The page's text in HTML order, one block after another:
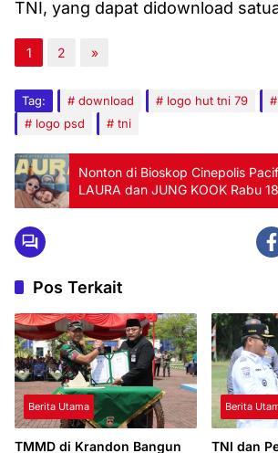
TNI, yang dapat didownload
1 2 »
Tag: download logo hut tni 79
logo psd
tni
Nonton di Bioskop Cinepolis
LAURA dan JUNG KOOK Rabu
2024
Pos Terkait
Berita Utama
TMMD di Krandon Bangun
Berita
TNI dan